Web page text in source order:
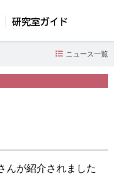
研究室ガイド
ニュース一覧
んが紹介されました